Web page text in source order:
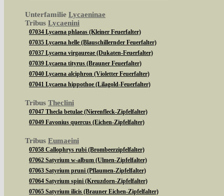
Unterfamilie Lycaeninae
Tribus Lycaenini
07034 Lycaena phlaeas (Kleiner Feuerfalter)
07035 Lycaena helle (Blauschillernder Feuerfalter)
07037 Lycaena virgaureae (Dukaten-Feuerfalter)
07039 Lycaena tityrus (Brauner Feuerfalter)
07040 Lycaena alciphron (Violetter Feuerfalter)
07041 Lycaena hippothoe (Lilagold-Feuerfalter)
Tribus Theclini
07047 Thecla betulae (Nierenfleck-Zipfelfalter)
07049 Favonius quercus (Eichen-Zipfelfalter)
Tribus Eumaeini
07058 Callophrys rubi (Brombeerzipfelfalter)
07062 Satyrium w-album (Ulmen-Zipfelfalter)
07063 Satyrium pruni (Pflaumen-Zipfelfalter)
07064 Satyrium spini (Kreuzdorn-Zipfelfalter)
07065 Satyrium ilicis (Brauner Eichen-Zipfelfalter)